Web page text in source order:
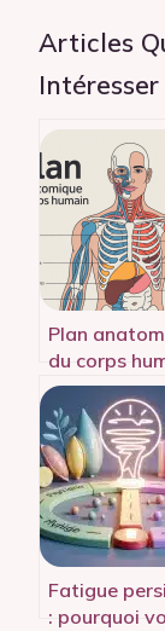
Articles
Intéresser
Plan
du corps
repères
schémas et
explications
Fatigue
: pourquoi